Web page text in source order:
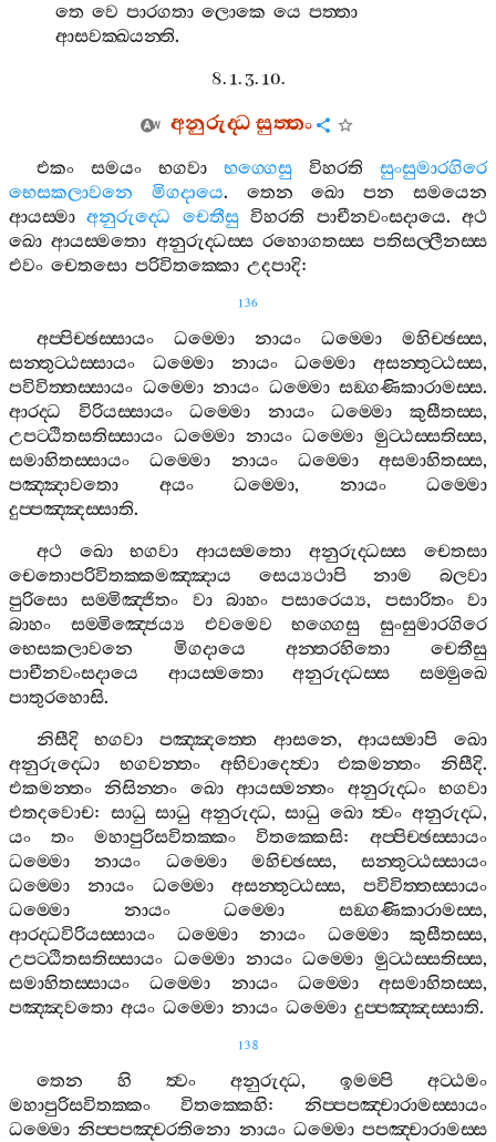
තෙ වෙ පාරගතා ලොකෙ යෙ පත‍්තා
ආසවක‍්ඛයන‍්ති.
8. 1. 3. 10.
අනුරුද‍්ධසුත‍්තං
එකං සමයං භගවා භග‍්ගෙසු විහරති
සුංසුමාරගිරෙ
භෙසකලාවනෙ
මිගදායෙ. තෙන ඛො පන
සමයෙන
ආයස‍්මා අනුරුද‍්ධෙ චෙතීසු විහරති පාචීනවංසදායෙ.අථ
ඛො ආයස‍්මතො අනුරුද‍්ධස‍්ස රහොගතස‍්ස පතිසල‍්ලීනස‍්ස
එවං චෙතසො පරිවිතක‍්කො උදපාදි:
136
අප‍්පිච‍්ඡස‍්සායං ධම‍්මො නායං ධම‍්මො මහිච‍්ඡස‍්ස,
සන‍්තුට‍්ඨස‍්සායං
ධම‍්මො නායං ධම‍්මො අසන‍්තුට‍්ඨස‍්ස,
පවිවිත‍්තස‍්සායං ධම‍්මො නායං ධම‍්මො සඞ‍්ගණිකාරාමස‍්ස.
ආරද‍්ධ
විරියස‍්සායං ධම‍්මො නායං ධම‍්මො කුසීතස‍්ස,
උපට‍්ඨිතසතිස‍්සායං ධම‍්මො නායං ධම‍්මො මුට‍්ඨස‍්සතිස‍්ස,
සමාහිතස‍්සායං
ධම‍්මො නායං ධම‍්මො අසමාහිතස‍්ස,
පඤ‍්ඤාවතො
අයං ධම‍්මො, නායං
ධම‍්මො
දුප‍්පඤ‍්ඤස‍්සාති.
අථ
ඛො භගවා ආයස‍්මතො අනුරුද‍්ධස‍්ස
චෙතසා
චෙතොපරිවිතක‍්කමඤ‍්ඤාය
සෙය්‍යථාපි නාම
බලවා
පුරිසො
සම‍්මිඤ‍්ජිතං වා බාහං පසාරෙය්‍ය, පසාරිතං
වා
බාහං
සම‍්මිඤ‍්ජෙය්‍ය එවමෙව භග‍්ගෙසු
සුංසුමාරගිරෙ
භෙසකලාවනෙ
මිගදායෙ අන‍්තරහිතො
චෙතීසු
පාචීනවංසදායෙ
ආයස‍්මතො අනුරුද‍්ධස‍්ස
සම‍්මුඛෙ
පාතුරහොසි.
නිසීදි
භගවා පඤ‍්ඤත‍්තෙ ආසනෙ,ආයස‍්මාපි
ඛො
අනුරුද‍්ධො
භගවන‍්තං අභිවාදෙත්‍වා එකමන‍්තං නිසීදි.
එකමන‍්තං
නිසින‍්නං ඛො ආයස‍්මන‍්තං අනුරුද‍්ධං
භගවා
එතදවොච: සාධු සාධු අනුරුද‍්ධ,සාධු ඛො ත්‍වං අනුරුද‍්ධ,
යං
තං මහාපුරිසවිතක‍්කං විතක‍්කෙසි: අප‍්පිච‍්ඡස‍්සායං
ධම‍්මො
නායං ධම‍්මො මහිච‍්ඡස‍්ස, සන‍්තුට‍්ඨස‍්සායං
ධම‍්මො
නායං ධම‍්මො අසන‍්තුට‍්ඨස‍්ස, පවිවිත‍්තස‍්සායං
ධම‍්මො
නායං ධම‍්මො සඞ‍්ගණිකාරාමස‍්ස,
ආරද‍්ධවිරියස‍්සායං
ධම‍්මො නායං ධම‍්මො කුසීතස‍්ස,
උපට‍්ඨිතසතිස‍්සායං ධම‍්මො නායං ධම‍්මො මුට‍්ඨස‍්සතිස‍්ස,
සමාහිතස‍්සායං
ධම‍්මො නායං ධම‍්මො අසමාහිතස‍්ස,
පඤ‍්ඤවතො අයං ධම‍්මො නායං ධම‍්මො දුප‍්පඤ‍්ඤස‍්සාති.
138
තෙන හි ත්‍වං අනුරුද‍්ධ, ඉමම‍්පි
අට‍්ඨමං
මහාපුරිසවිතක‍්කං
විතක‍්කෙහි: නිප‍්පපඤ‍්චාරාමස‍්සායං
ධම‍්මො නිප‍්පපඤ‍්චරතිනො නායං ධම‍්මො පපඤ‍්චාරාමස‍්ස